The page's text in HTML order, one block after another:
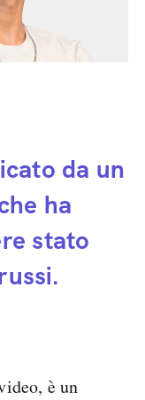
da un
ha
stato
è un